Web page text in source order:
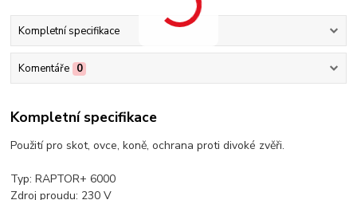
Kompletní specifikace
Komentáře 0
Kompletní specifikace
Použití pro skot, ovce, koně, ochrana proti divoké zvěři.
Typ: RAPTOR+ 6000
Zdroj proudu: 230 V